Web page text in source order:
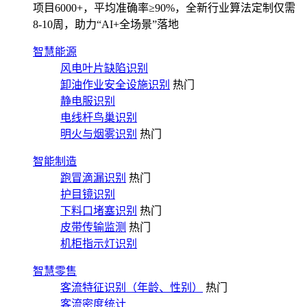
项目6000+，平均准确率≥90%，全新行业算法定制仅需
8-10周，助力“AI+全场景”落地
智慧能源
风电叶片缺陷识别
卸油作业安全设施识别 热门
静电服识别
电线杆鸟巢识别
明火与烟雾识别 热门
智能制造
跑冒滴漏识别 热门
护目镜识别
下料口堵塞识别 热门
皮带传输监测 热门
机柜指示灯识别
智慧零售
客流特征识别（年龄、性别）
热门
客流密度统计